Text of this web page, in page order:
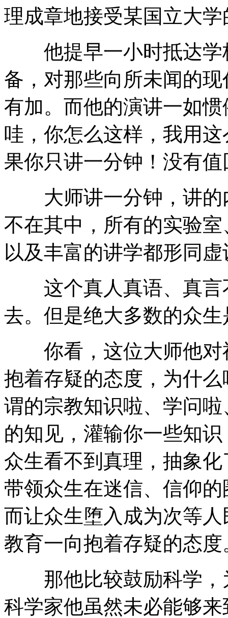
理成章地接受某国立大
他提早一小时抵达学
备，对那些向所未闻的
有加。而他的演讲一如
哇，你怎么这样，我用
果你只讲一分钟！没有
大师讲一分钟，讲的
不在其中，所有的实验
以及丰富的讲学都形同虚
这个真人真语、真言
去。但是绝大多数的众
你看，这位大师他对
抱着存疑的态度，为什
谓的宗教知识啦、学问
的知见，灌输你一些知
众生看不到真理，抽象
带领众生在迷信、信仰
而让众生堕入成为次等
教育一向抱着存疑的态度
那他比较鼓励科学，
科学家他虽然未必能够